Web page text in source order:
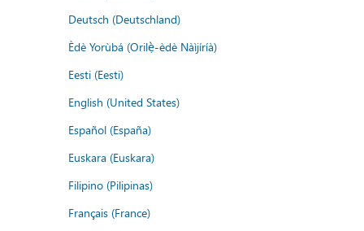
Deutsch (Deutschland)
Èdè Yorùbá (Orilẹ̀-èdè Nàìjíríà)
Eesti (Eesti)
English (United States)
Español (España)
Euskara (Euskara)
Filipino (Pilipinas)
Français (France)